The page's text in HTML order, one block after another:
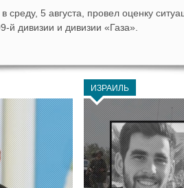
5 августа, провел оценку
й дивизии и дивизии «Газа».
ИЗРАИЛЬ